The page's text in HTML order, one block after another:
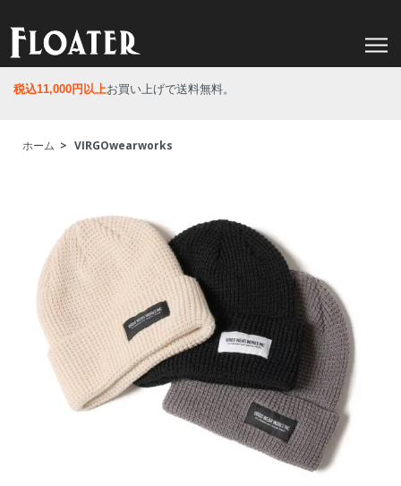
税込11,000円以上お買い上げで送料無料。
ホーム > VIRGOwearworks